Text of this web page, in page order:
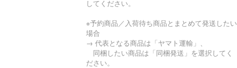
してください。
※予約商品／入荷待ち商品とまとめて発送したい
場合
→ 代表となる商品は「ヤマト運輸」、
同梱したい商品は「同梱発送」を選択してく
ださい。